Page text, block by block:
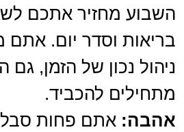
השבוע מחזיר אתכם
בריאות וסדר יום. אתם
ניהול נכון של הזמן, גם
מתחילים להכביד.
אהבה: אתם פחות